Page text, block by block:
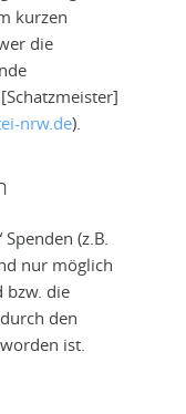
kurzen
die
nrw.de).
(z.B.
nur möglich
bzw. die
den
ist.